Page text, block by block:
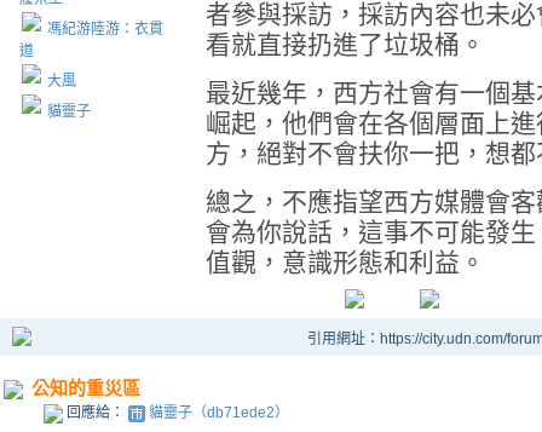
馮紀游陸游：衣貫
道
大風
貓靈子
者參與採訪，採訪內容也未
看就直接扔進了垃圾桶。
最近幾年，西方社會有一個
崛起，他們會在各個層面上
方，絕對不會扶你一把，想
總之，不應指望西方媒體會
會為你說話，這事不可能發
值觀，意識形態和利益。
引用網址：https://city.udn.com/
公知的重災區
回應給： 貓靈子（db71ede2）